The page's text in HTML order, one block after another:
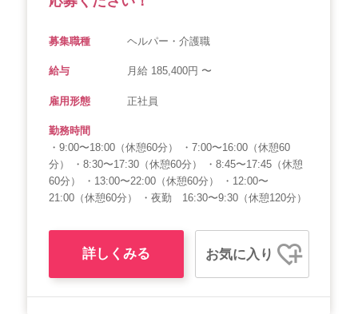
募集職種 ヘルパー・介護職
給与 月給 185,400円 〜
雇用形態 正社員
勤務時間
・9:00〜18:00（休憩60分） ・7:00〜16:00（休憩60
分） ・8:30〜17:30（休憩60分） ・8:45〜17:45（休憩
60分） ・13:00〜22:00（休憩60分） ・12:00〜
21:00（休憩60分） ・夜勤 16:30〜9:30（休憩120分）
詳しくみる お気に入り